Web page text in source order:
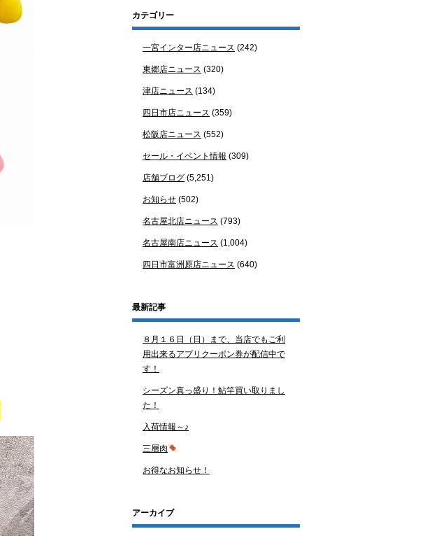
カテゴリー
一宮インター店ニュース (242)
東郷店ニュース (320)
津店ニュース (134)
四日市店ニュース (359)
松阪店ニュース (552)
セール・イベント情報 (309)
店舗ブログ (5,251)
お知らせ (502)
名古屋北店ニュース (793)
名古屋南店ニュース (1,004)
四日市富洲原店ニュース (640)
最新記事
８月１６日（日）まで、当店でもご利
用出来るアプリクーポン券が配信中で
す！
シーズン真っ盛り！鮎竿買い取りまし
た！
入荷情報～♪
三層肉
お得なお知らせ！
アーカイブ